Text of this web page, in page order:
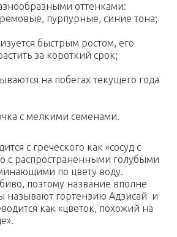
оттенками:
пурпурные, синие тона;
быстрым ростом, его
за короткий срок;
на побегах текущего года
с мелкими семенами.
с греческого как «сосуд с
с распространенными голубыми
по цвету воду.
поэтому название вполне
называют гортензию Адзисай и
как «цветок, похожий на